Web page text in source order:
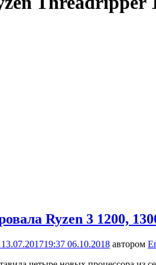
Ryzen 3 1200,
19:37 06.10.2018 автором